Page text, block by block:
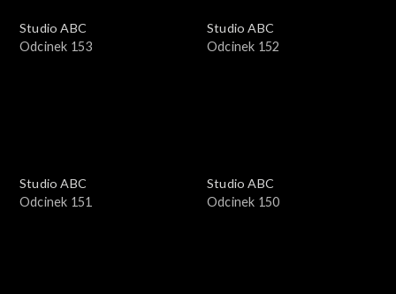
Studio ABC
Odcinek 153
Studio ABC
Odcinek 152
Studio ABC
Odcinek 151
Studio ABC
Odcinek 150